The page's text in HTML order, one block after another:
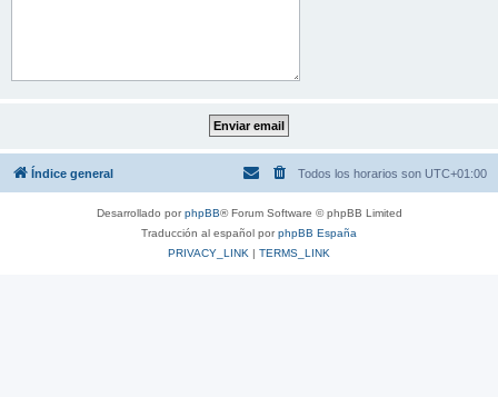
Índice general Todos los horarios son UTC+01:00
Desarrollado porphpBB® Forum Software © phpBB Limited
Traducción al español porphpBB España
PRIVACY_LINK | TERMS_LINK